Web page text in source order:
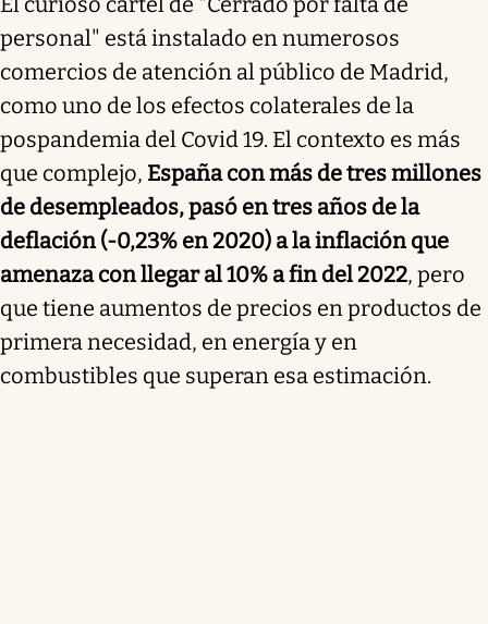
personal" está instalado en numerosos
comercios de atención al público de Madrid,
como uno de los efectos colaterales de la
pospandemia del Covid 19. El contexto es más
que complejo, España con más de tres millones
de desempleados, pasó en tres años de la
deflación (-0,23% en 2020) a la inflación que
amenaza con llegar al 10% a fin del 2022, pero
que tiene aumentos de precios en productos de
primera necesidad, en energía y en
combustibles que superan esa estimación.